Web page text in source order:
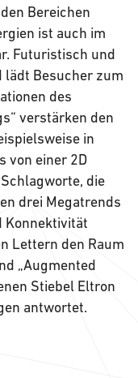
Bereichen
ist auch im
Futuristisch und
Besucher zum
des
verstärken den
in
von einer 2D
die
drei Megatrends
Konnektivität
Lettern den Raum
„Augmented
Stiebel Eltron
antwortet.